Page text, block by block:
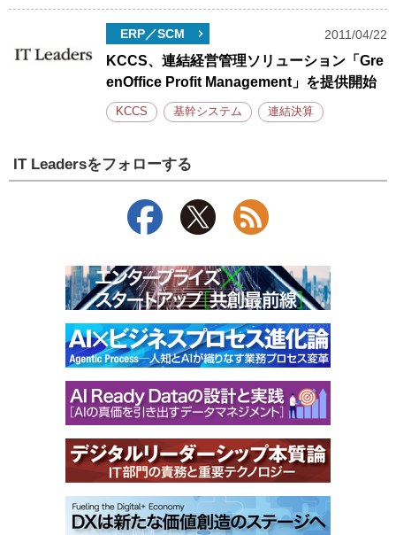
ERP／SCM 2011/04/22
KCCS、連結経営管理ソリューション「Gre
enOffice Profit Management」を提供開始
KCCS 基幹システム 連結決算
IT Leadersをフォローする